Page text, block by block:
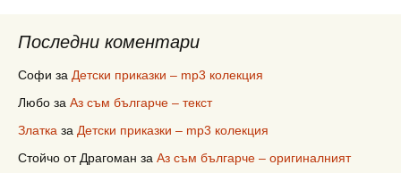
Последни коментари
Софи за Детски приказки – mp3 колекция
Любо за Аз съм българче – текст
Златка за Детски приказки – mp3 колекция
Стойчо от Драгоман за Аз съм българче – оригиналният